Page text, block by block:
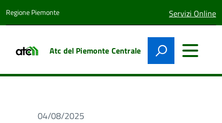
Regione Piemonte lingua
attiva:
Servizi Online
Atc del Piemonte Centrale
04/08/2025